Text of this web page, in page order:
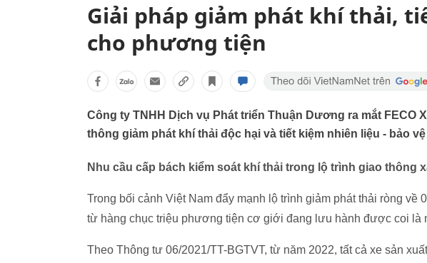
Giải pháp giảm phát khí thải,
cho phương tiện
Công ty TNHH Dịch vụ Phát triển Thuận Dương ra mắt FECO
thông giảm phát khí thải độc hại và tiết kiệm nhiên liệu - bảo
Nhu cầu cấp bách kiểm soát khí thải trong lộ trình giao thông
Trong bối cảnh Việt Nam đẩy mạnh lộ trình giảm phát thải ròng về
từ hàng chục triệu phương tiện cơ giới đang lưu hành được coi là
Theo Thông tư 06/2021/TT-BGTVT, từ năm 2022, tất cả xe sản